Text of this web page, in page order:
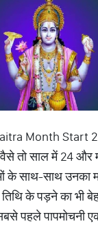
Month Start
तो साल में 24 और
के साथ-साथ उनका
के पड़ने का भी
पहले पापमोचनी